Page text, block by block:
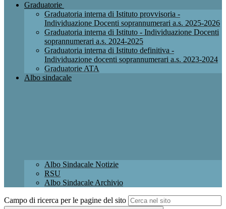
Graduatorie
Graduatoria interna di Istituto provvisoria -
Individuazione Docenti soprannumerari a.s. 2025-2026
Graduatoria interna di Istituto - Individuazione Docenti
soprannumerari a.s. 2024-2025
Graduatoria interna di Istituto definitiva -
Individuazione docenti soprannumerari a.s. 2023-2024
Graduatorie ATA
Albo sindacale
Albo Sindacale Notizie
RSU
Albo Sindacale Archivio
Campo di ricerca per le pagine del sito